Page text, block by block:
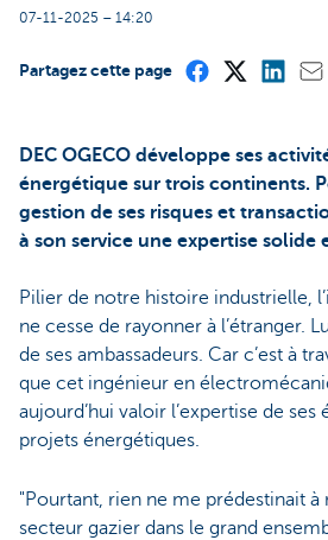
07-11-2025 – 14:20
Partagez cette page
DEC OGECO développe ses
énergétique sur trois continents.
gestion de ses risques et
à son service une expertise solide
Pilier de notre histoire industrielle,
ne cesse de rayonner à l’étranger.
de ses ambassadeurs. Car c’est à
que cet ingénieur en
aujourd’hui valoir l’expertise de ses
projets énergétiques.
"Pourtant, rien ne me prédestinait à
secteur gazier dans le grand